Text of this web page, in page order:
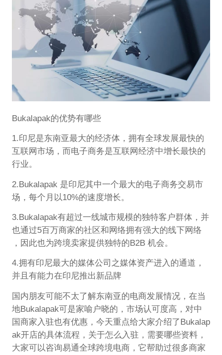
Bukalapak的优势有哪些
1.印尼是东南亚最大的经济体，拥有全球发展最快的
互联网市场，而电子商务是互联网经济中增长最快的
行业。
2.Bukalapak 是印尼其中一个最大的电子商务交易市
场，每个月以10%的速度增长。
3.Bukalapak有超过一线城市规模的独特客户群体，并
也通过5百万商家的社区和网络拥有强大的线下网络
，因此也为跨境卖家提供独特的B2B 机会。
4.拥有印尼最大的媒体公司之媒体资产进入的通道，
并且有能力在印尼推出新品牌
国内朋友可能不太了解东南亚的电商发展情况，在当
地Bukalapak可是家喻户晓的，市场认可度高，对中
国商家入驻也有优惠，今天重点给大家介绍了Bukalap
ak开店的具体流程，关于怎么入驻，需要哪些资料，
大家可以咨询易通全球跨境电商，它帮助过很多商家